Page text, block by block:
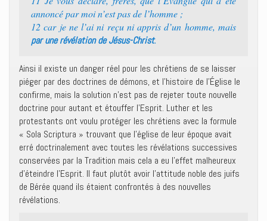
annoncé par moi n’est pas de l’homme ;
12 car je ne l’ai ni reçu ni appris d’un homme, mais
par une révélation de Jésus-Christ.
Ainsi il existe un danger réel pour les chrétiens de se laisser
piéger par des doctrines de démons, et l’histoire de l’Église le
confirme, mais la solution n’est pas de rejeter toute nouvelle
doctrine pour autant et étouffer l’Esprit. Luther et les
protestants ont voulu protéger les chrétiens avec la formule
« Sola Scriptura » trouvant que l’église de leur époque avait
erré doctrinalement avec toutes les révélations successives
conservées par la Tradition mais cela a eu l’effet malheureux
d’éteindre l’Esprit. Il faut plutôt avoir l’attitude noble des juifs
de Bérée quand ils étaient confrontés à des nouvelles
révélations.